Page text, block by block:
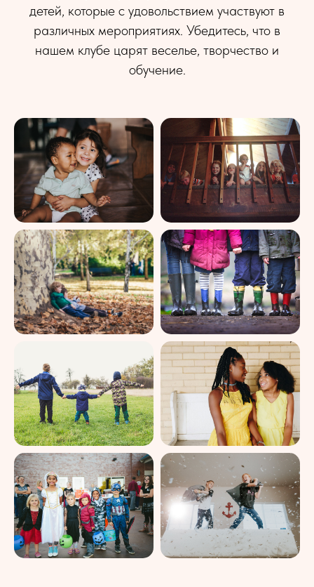
детей, которые с удовольствием участвуют в
различных мероприятиях. Убедитесь, что в
нашем клубе царят веселье, творчество и
обучение.